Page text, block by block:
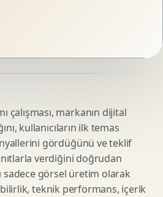
çalışması, markanın dijital
kullanıcıların ilk temas
gördüğünü ve teklif
verdiğini doğrudan
sadece görsel üretim olarak
teknik performans, içerik